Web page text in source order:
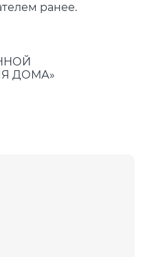
ранее.
ДОМА»